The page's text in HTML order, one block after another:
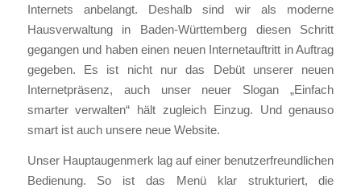
Internets anbelangt. Deshalb sind wir als moderne
Hausverwaltung in Baden-Württemberg diesen Schritt
gegangen und haben einen neuen Internetauftritt in Auftrag
gegeben. Es ist nicht nur das Debüt unserer neuen
Internetpräsenz, auch unser neuer Slogan „Einfach
smarter verwalten“ hält zugleich Einzug. Und genauso
smart ist auch unsere neue Website.
Unser Hauptaugenmerk lag auf einer benutzerfreundlichen
Bedienung. So ist das Menü klar strukturiert, die